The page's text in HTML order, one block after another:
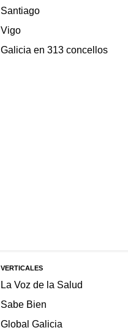
Santiago
Vigo
Galicia en 313 concellos
VERTICALES
La Voz de la Salud
Sabe Bien
Global Galicia